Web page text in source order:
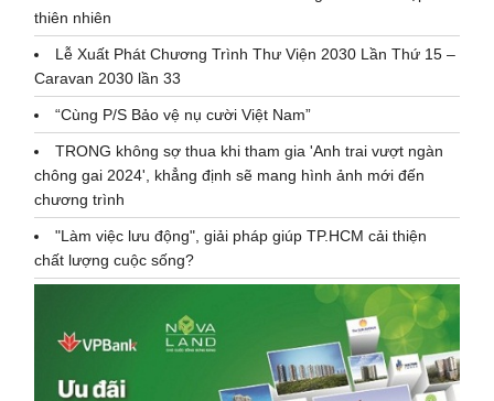
thiên nhiên
Lễ Xuất Phát Chương Trình Thư Viện 2030 Lần Thứ 15 –
Caravan 2030 lần 33
“Cùng P/S Bảo vệ nụ cười Việt Nam”
TRONG không sợ thua khi tham gia 'Anh trai vượt ngàn
chông gai 2024', khẳng định sẽ mang hình ảnh mới đến
chương trình
"Làm việc lưu động", giải pháp giúp TP.HCM cải thiện
chất lượng cuộc sống?